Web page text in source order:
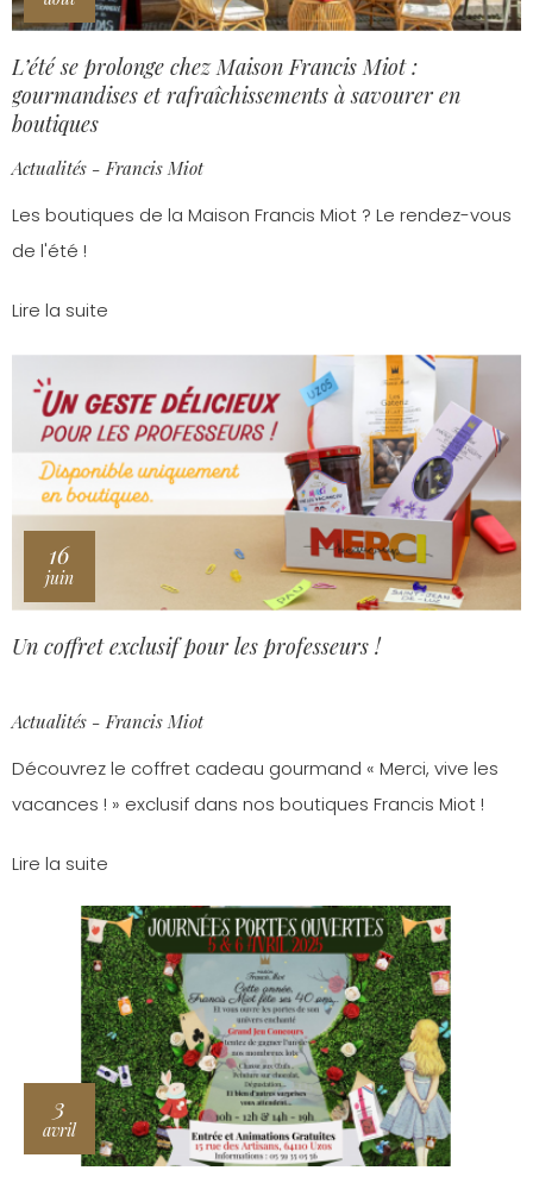
L’été se prolonge chez Maison Francis Miot :
gourmandises et rafraîchissements à savourer en
boutiques
Actualités - Francis Miot
Les boutiques de la Maison Francis Miot ? Le rendez-vous
de l'été !
Lire la suite
16
juin
Un coffret exclusif pour les professeurs !
Actualités - Francis Miot
Découvrez le coffret cadeau gourmand « Merci, vive les
vacances ! » exclusif dans nos boutiques Francis Miot !
Lire la suite
3
avril